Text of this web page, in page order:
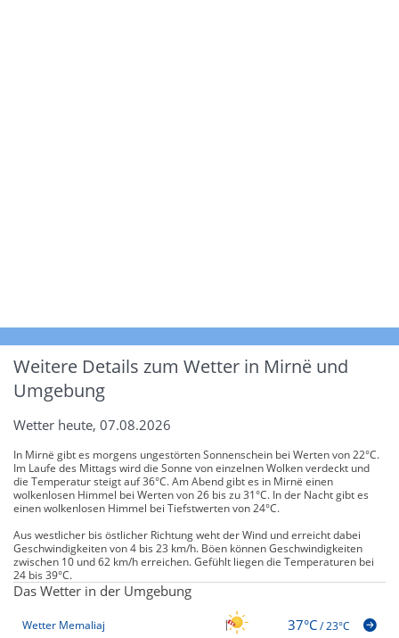
Weitere Details zum Wetter in Mirnë und
Umgebung
Wetter heute, 07.08.2026
In Mirnë gibt es morgens ungestörten Sonnenschein bei Werten von 22°C.
Im Laufe des Mittags wird die Sonne von einzelnen Wolken verdeckt und
die Temperatur steigt auf 36°C. Am Abend gibt es in Mirnë einen
wolkenlosen Himmel bei Werten von 26 bis zu 31°C. In der Nacht gibt es
einen wolkenlosen Himmel bei Tiefstwerten von 24°C.
Aus westlicher bis östlicher Richtung weht der Wind und erreicht dabei
Geschwindigkeiten von 4 bis 23 km/h. Böen können Geschwindigkeiten
zwischen 10 und 62 km/h erreichen. Gefühlt liegen die Temperaturen bei
24 bis 39°C.
Das Wetter in der Umgebung
Wetter Memaliaj 37°C/23°C